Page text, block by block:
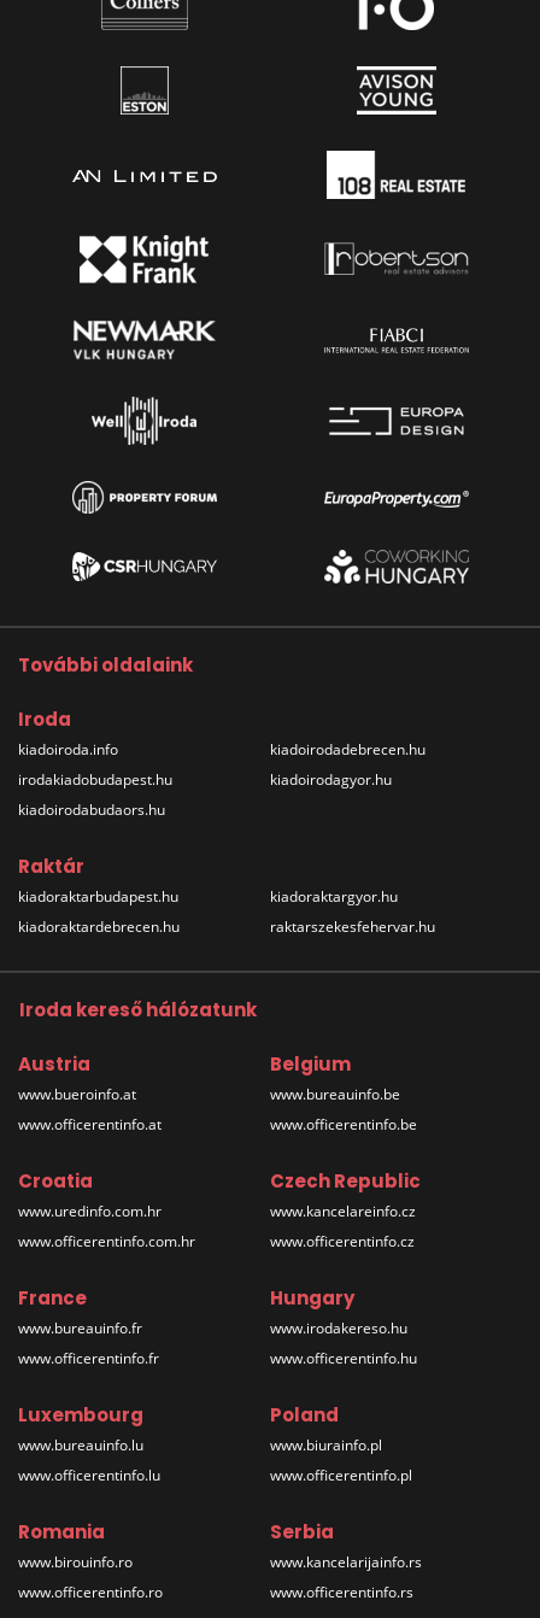
További oldalaink
Iroda
kiadoiroda.info
irodakiadobudapest.hu
kiadoirodabudaors.hu
kiadoirodadebrecen.hu
kiadoirodagyor.hu
Raktár
kiadoraktarbudapest.hu
kiadoraktardebrecen.hu
kiadoraktargyor.hu
raktarszekesfehervar.hu
Iroda kereső hálózatunk
Austria
www.bueroinfo.at
www.officerentinfo.at
Belgium
www.bureauinfo.be
www.officerentinfo.be
Croatia
www.uredinfo.com.hr
www.officerentinfo.com.hr
Czech Republic
www.kancelareinfo.cz
www.officerentinfo.cz
France
www.bureauinfo.fr
www.officerentinfo.fr
Hungary
www.irodakereso.hu
www.officerentinfo.hu
Luxembourg
www.bureauinfo.lu
www.officerentinfo.lu
Poland
www.biurainfo.pl
www.officerentinfo.pl
Romania
www.birouinfo.ro
www.officerentinfo.ro
Serbia
www.kancelarijainfo.rs
www.officerentinfo.rs